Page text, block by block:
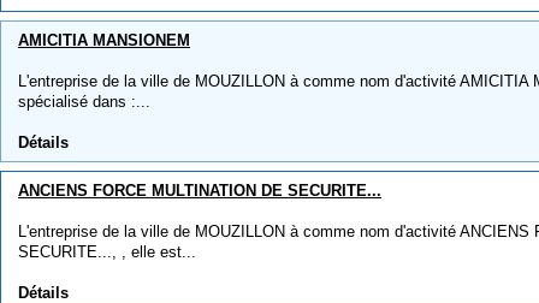
AMICITIA MANSIONEM
L'entreprise de la ville de MOUZILLON à comme nom d'activité AMICITIA
spécialisé dans :...
Détails
ANCIENS FORCE MULTINATION DE SECURITE...
L'entreprise de la ville de MOUZILLON à comme nom d'activité ANCIENS
SECURITE..., , elle est...
Détails